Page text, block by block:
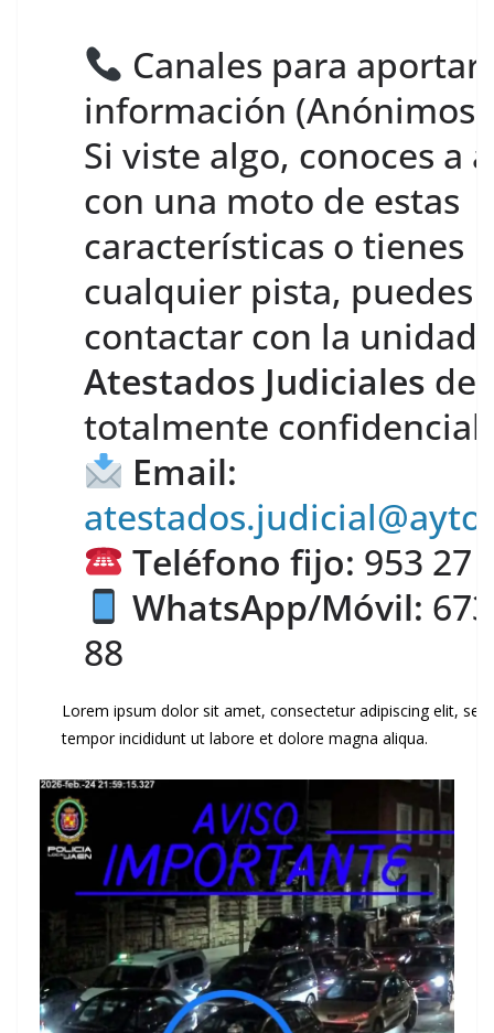
Canales para aportar
información (Anónimos)
Si viste algo, conoces a
con una moto de estas
características o tienes
cualquier pista, puedes
contactar con la unidad
Atestados Judiciales de
totalmente confidencial:
Email:
Teléfono fijo: 953 27
WhatsApp/Móvil:
88
Lorem ipsum dolor sit amet, consectetur adipiscing elit,
tempor incididunt ut labore et dolore magna aliqua.